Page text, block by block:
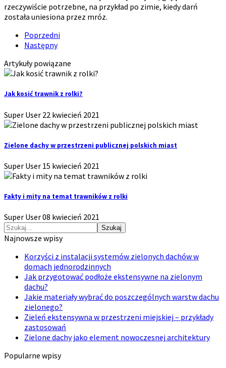
rzeczywiście potrzebne, na przykład po zimie, kiedy darń
została uniesiona przez mróz.
Poprzedni
Następny
Artykuły powiązane
Jak kosić trawnik z rolki?
Super User 22 kwiecień 2021
Zielone dachy w przestrzeni publicznej polskich miast
Super User 15 kwiecień 2021
Fakty i mity na temat trawników z rolki
Super User08 kwiecień 2021
Szukaj
Najnowsze wpisy
Korzyści z instalacji systemów zielonych dachów w
domach jednorodzinnych
Jak przygotować podłoże ekstensywne na zielonym
dachu?
Jakie materiały wybrać do poszczególnych warstw dachu
zielonego?
Zieleń ekstensywna w przestrzeni miejskiej – przykłady
zastosowań
Zielone dachy jako element nowoczesnej architektury
Popularne wpisy